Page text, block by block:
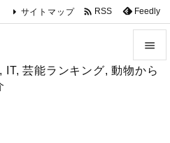
IT, 芸能ランキング, 動物から


サイトマップ  RSS Feedly